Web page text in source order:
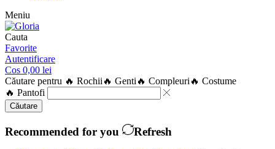
Meniu
Cauta
Favorite
Autentificare
Cos 0,00 lei
Căutare pentru 🔥 Rochii 🔥 Genti 🔥 Compleuri 🔥 Costume
🔥 Pantofi
Căutare
Recommended for you Refresh